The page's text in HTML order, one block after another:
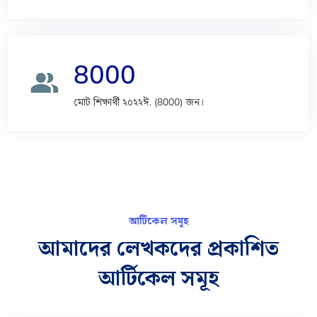
people_alt 8000
মোট শিক্ষার্থী ২০২২ঈ. (8000) জন।
আর্টিকেল সমূহ
আমাদের লেখকদের প্রকাশিত
আর্টিকেল সমূহ